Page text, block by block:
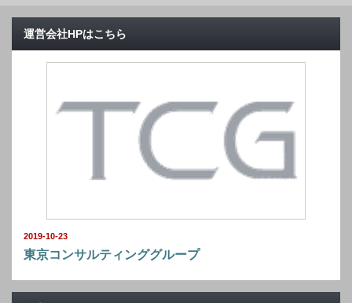
運営会社HPはこちら
2019-10-23
東京コンサルティンググループ